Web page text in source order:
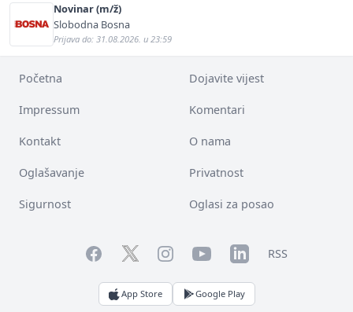
Novinar (m/ž)
Slobodna Bosna
Prijava do: 31.08.2026. u 23:59
Početna Dojavite vijest
Impressum Komentari
Kontakt O nama
Oglašavanje Privatnost
Sigurnost Oglasi za posao
FacebookTwitterInstagramYouTubeLinkedInRSS
App Store Google Play